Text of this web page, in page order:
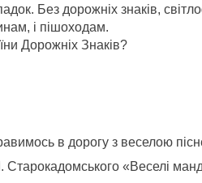
Без дорожнiх знакiв,
i пiшоходам.
Дорожнiх Знакiв?
в дорогу з веселою
«Веселі